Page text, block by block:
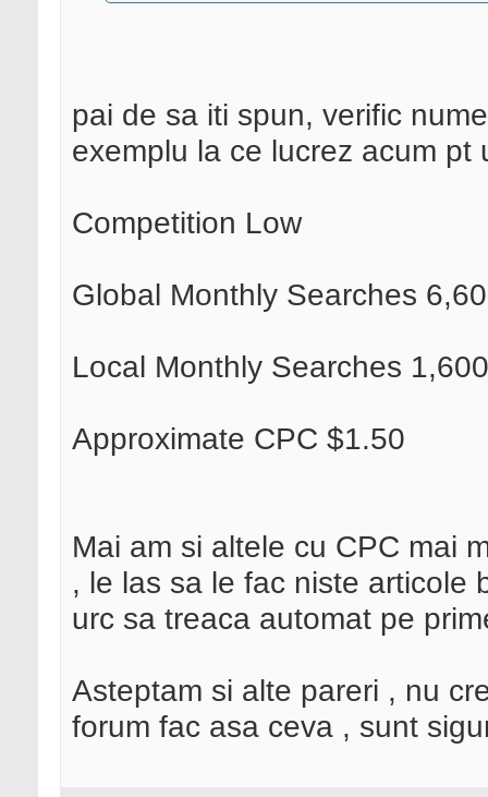
pai de sa iti spun, verific
exemplu la ce lucrez acum pt
Competition Low
Global Monthly Searches
Local Monthly Searches 1,600
Approximate CPC $1.50
Mai am si altele cu CPC mai
, le las sa le fac niste articole
urc sa treaca automat pe
Asteptam si alte pareri , nu
forum fac asa ceva , sunt